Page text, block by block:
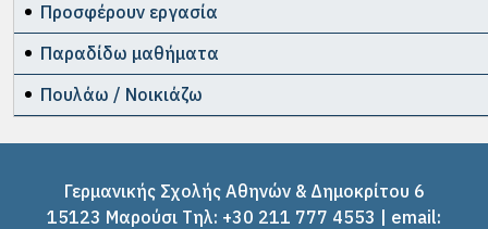
Προσφέρουν εργασία
Παραδίδω μαθήματα
Πουλάω / Νοικιάζω
Γερμανικής Σχολής Αθηνών & Δημοκρίτου 6
15123 Μαρούσι Tηλ: +30 211 777 4553 | email: